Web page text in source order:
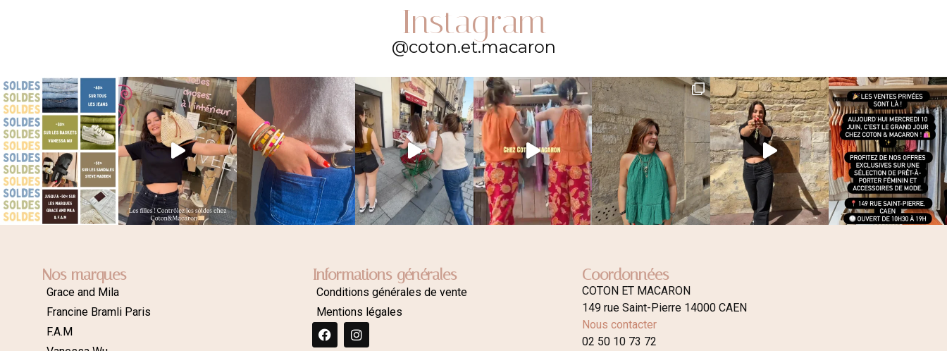
Instagram
@coton.et.macaron
Nos marques
Grace and Mila
Francine Bramli Paris
F.A.M
Informations générales
Conditions générales de vente
Mentions légales
Coordonnées
COTON ET MACARON
149 rue Saint-Pierre 14000 CAEN
Nous contacter
02 50 10 73 72